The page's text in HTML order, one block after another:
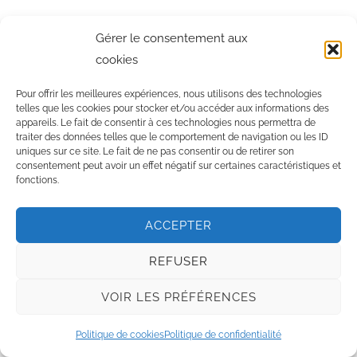
Gérer le consentement aux
cookies
Pour offrir les meilleures expériences, nous utilisons des technologies
telles que les cookies pour stocker et/ou accéder aux informations des
appareils. Le fait de consentir à ces technologies nous permettra de
traiter des données telles que le comportement de navigation ou les ID
uniques sur ce site. Le fait de ne pas consentir ou de retirer son
consentement peut avoir un effet négatif sur certaines caractéristiques et
fonctions.
ACCEPTER
REFUSER
VOIR LES PRÉFÉRENCES
Politique de cookiesPolitique de confidentialité
© 2026 · Norma De Durville, la cire à épiler française
mentions
légales
Cire à épiler professionnelles
fab
fa-
fab
instagram
fa-
youtube